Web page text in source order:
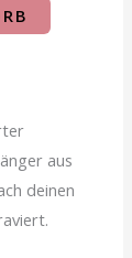
aus
deinen